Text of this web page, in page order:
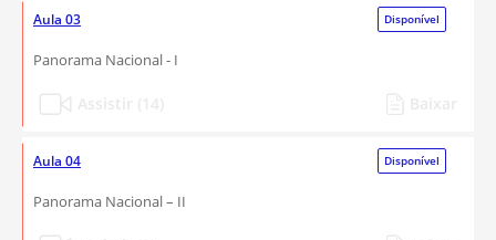
Aula 03 Disponível
Panorama Nacional - I
Aula 04 Disponível
Panorama Nacional – II